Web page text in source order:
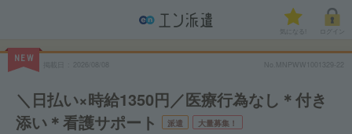
気になる!
NEW
No.MNPWW1001329-22
＼日払い×時給1350円／医療行為なし＊付き
添い＊看護サポート
派遣 大量募集！